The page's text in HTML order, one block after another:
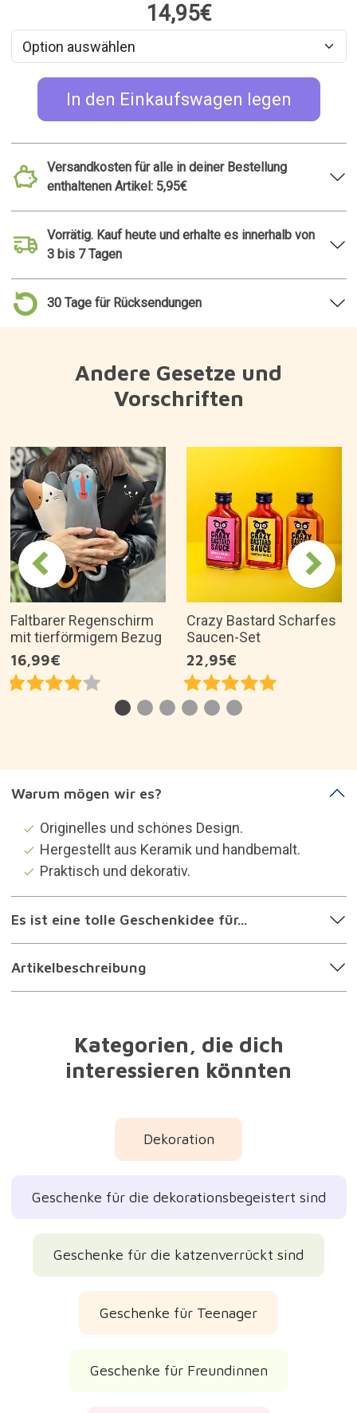
14,95€
In den Einkaufswagen legen
Versandkosten für alle in deiner Bestellung
enthaltenen Artikel: 5,95€
Vorrätig. Kauf heute und erhalte es innerhalb von
3 bis 7 Tagen
30 Tage für Rücksendungen
Andere Gesetze und
Vorschriften
Faltbarer Regenschirm
mit tierförmigem Bezug
16,99€
Crazy Bastard Scharfes
Saucen-Set
22,95€
Warum mögen wir es?
Originelles und schönes Design.
Hergestellt aus Keramik und handbemalt.
Praktisch und dekorativ.
Es ist eine tolle Geschenkidee für...
Artikelbeschreibung
Kategorien, die dich
interessieren könnten
Dekoration
Geschenke für die dekorationsbegeistert sind
Geschenke für die katzenverrückt sind
Geschenke für Teenager
Geschenke für Freundinnen